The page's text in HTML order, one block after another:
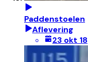
Paddenstoelen
Aflevering
23 okt 18